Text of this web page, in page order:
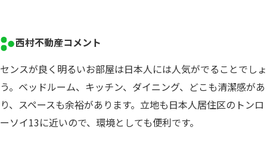
西村不動産コメント
センスが良く明るいお部屋は日本人には人気がでることでしょ
う。ベッドルーム、キッチン、ダイニング、どこも清潔感があ
り、スペースも余裕があります。立地も日本人居住区のトンロ
ーソイ13に近いので、環境としても便利です。